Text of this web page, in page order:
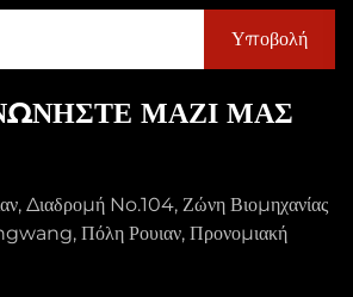
ΜΑΖΙ ΜΑΣ
Διαδρομή No.104, Ζώνη Βιομηχανίας
Πόλη Ρουιαν, Προνομιακή